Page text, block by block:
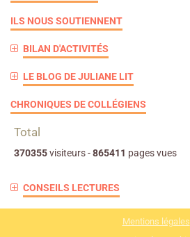
ILS NOUS SOUTIENNENT
BILAN D'ACTIVITÉS
LE BLOG DE JULIANE LIT
CHRONIQUES DE COLLÉGIENS
Total
370355visiteurs -865411 pages vues
CONSEILS LECTURES
Mentions légales